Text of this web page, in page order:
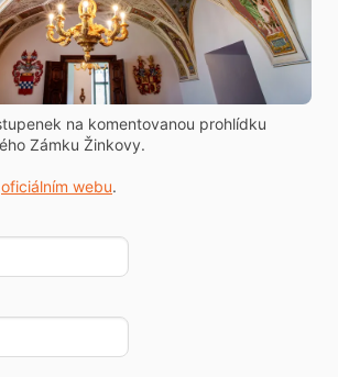
na komentovanou prohlídku
Zámku Žinkovy.
oficiálním webu.